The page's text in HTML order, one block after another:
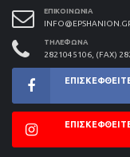
ΕΠΙΚΟΙΝΩΝΊΑ
ΤΗΛΈΦΩΝΑ
2821045106, (FAX)